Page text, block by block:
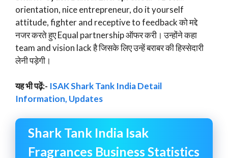
orientation, nice entrepreneur, do it yourself
attitude, fighter and receptive to feedback को मद्दे
नजर करते हुए Equal partnership ऑफर करी। उन्होंने कहा
team and vision lack है जिसके लिए उन्हें बराबर की हिस्सेदारी
लेनी पड़ेगी।
यह भी पढ़ें:- ISAK Shark Tank India Detail
Information, Updates
Shark Tank India Isak
Fragrances Business Statistics